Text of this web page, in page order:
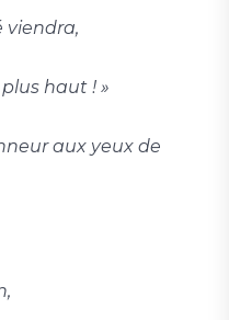
viendra,
haut ! »
aux yeux de